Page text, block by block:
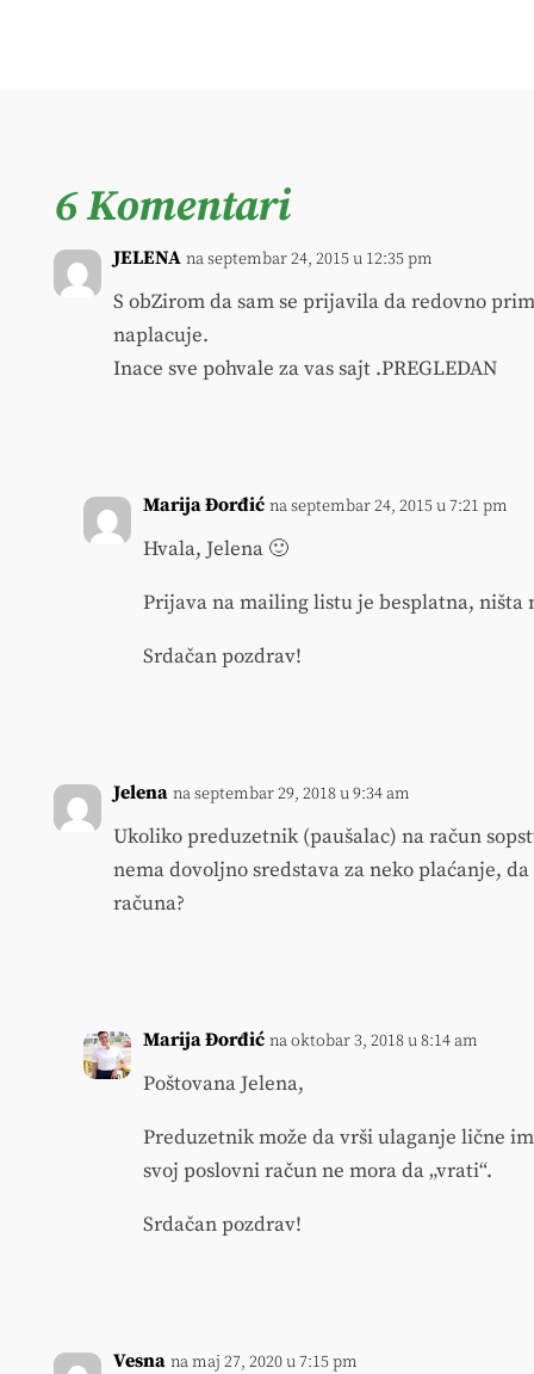
6 Komentari
JELENA na septembar 24, 2015 u 12:35 pm
S obZirom da sam se prijavila da redovno
naplacuje.
Inace sve pohvale za vas sajt .PREGLEDAN
Marija Đorđić na septembar 24, 2015 u 7:21 pm
Hvala, Jelena 🙂
Prijava na mailing listu je besplatna, ništa
Srdačan pozdrav!
Jelena na septembar 29, 2018 u 9:34 am
Ukoliko preduzetnik (paušalac) na račun
nema dovoljno sredstava za neko plaćanje,
računa?
Marija Đorđić na oktobar 3, 2018 u 8:14 am
Poštovana Jelena,
Preduzetnik može da vrši ulaganje lične
svoj poslovni račun ne mora da „vrati“.
Srdačan pozdrav!
Vesna na maj 27, 2020 u 7:15 pm